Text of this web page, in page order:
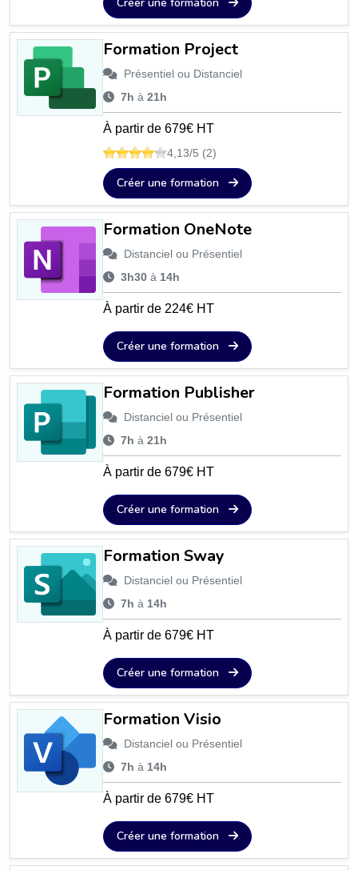
Formation Project
Présentiel ou Distanciel
7h à 21h
À partir de 679€ HT
4,13/5 (2)
Créer une formation
Formation OneNote
Distanciel ou Présentiel
3h30 à 14h
À partir de 224€ HT
Créer une formation
Formation Publisher
Distanciel ou Présentiel
7h à 21h
À partir de 679€ HT
Créer une formation
Formation Sway
Distanciel ou Présentiel
7h à 14h
À partir de 679€ HT
Créer une formation
Formation Visio
Distanciel ou Présentiel
7h à 14h
À partir de 679€ HT
Créer une formation